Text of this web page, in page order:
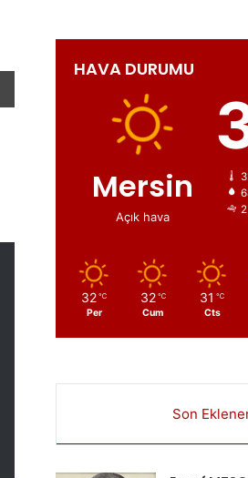
Yazdır HAVA DURUMU
Mersin
Açık hava
32 ℃
Per
32 ℃
Cum
31 ℃
Cts
Son